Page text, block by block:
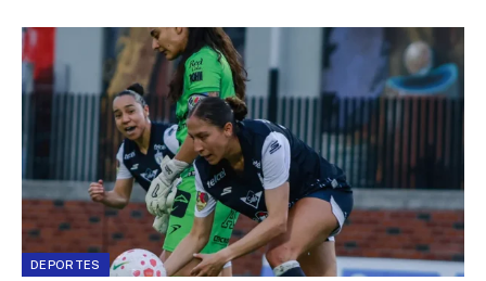
DEPORTES